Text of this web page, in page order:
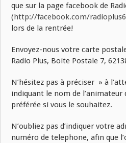
que sur la page facebook de
( http://facebook.com/
lors de la rentrée!
Envoyez-nous votre carte
Radio Plus, Boite Postale 7,
N’hésitez pas à préciser » à
indiquant le nom de l’animateur
préférée si vous le souhaitez.
N’oubliez pas d’indiquer votre
numéro de telephone, afin que